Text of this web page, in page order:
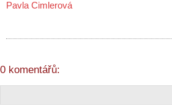
Pavla Cimlerová
0 komentářů: